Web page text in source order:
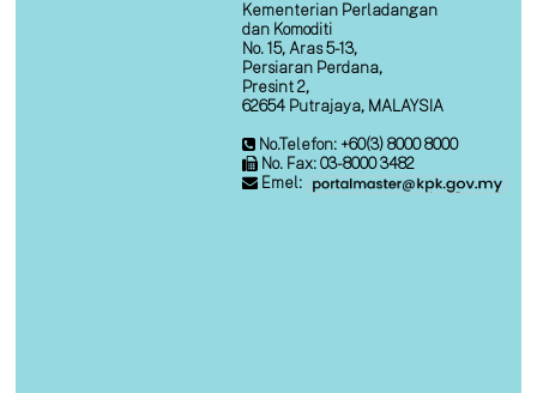
Kementerian Perladangan
dan Komoditi
No. 15, Aras 5-13,
Persiaran Perdana,
Presint 2,
62654 Putrajaya, MALAYSIA
No.Telefon: +60(3) 8000 8000
No. Fax: 03-8000 3482
Emel: